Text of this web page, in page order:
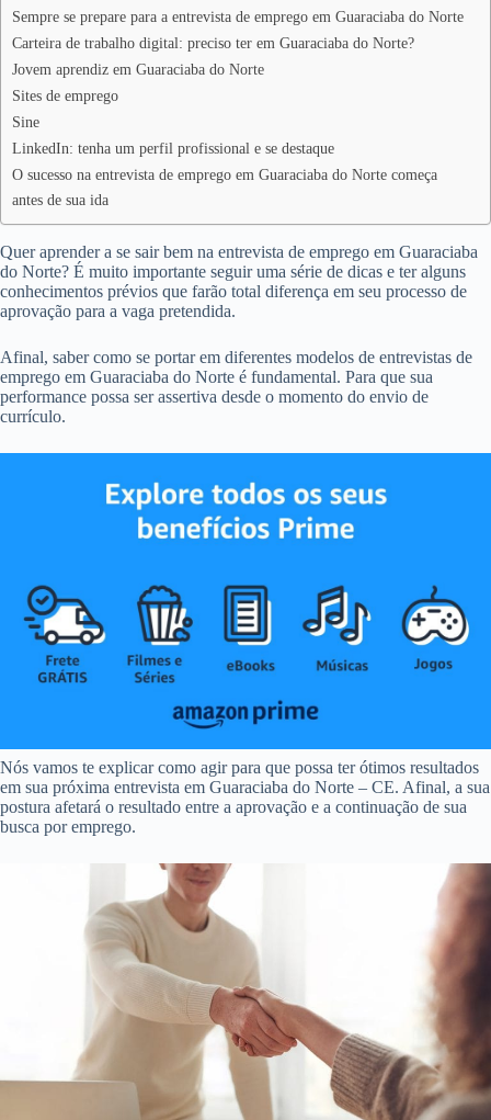
Sempre se prepare para a entrevista de emprego em Guaraciaba do Norte
Carteira de trabalho digital: preciso ter em Guaraciaba do Norte?
Jovem aprendiz em Guaraciaba do Norte
Sites de emprego
Sine
LinkedIn: tenha um perfil profissional e se destaque
O sucesso na entrevista de emprego em Guaraciaba do Norte começa
antes de sua ida
Quer aprender a se sair bem na entrevista de emprego em Guaraciaba
do Norte? É muito importante seguir uma série de dicas e ter alguns
conhecimentos prévios que farão total diferença em seu processo de
aprovação para a vaga pretendida.
Afinal, saber como se portar em diferentes modelos de entrevistas de
emprego em Guaraciaba do Norte é fundamental. Para que sua
performance possa ser assertiva desde o momento do envio de
currículo.
Nós vamos te explicar como agir para que possa ter ótimos resultados
em sua próxima entrevista em Guaraciaba do Norte – CE. Afinal, a sua
postura afetará o resultado entre a aprovação e a continuação de sua
busca por emprego.